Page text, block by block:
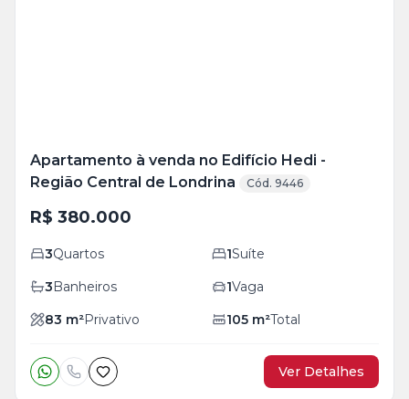
Apartamento à venda no Edifício Hedi -
Região Central de Londrina
Cód. 9446
R$ 380.000
3Quartos 1Suíte
3Banheiros 1Vaga
83 m²Privativo 105 m²Total
Ver Detalhes